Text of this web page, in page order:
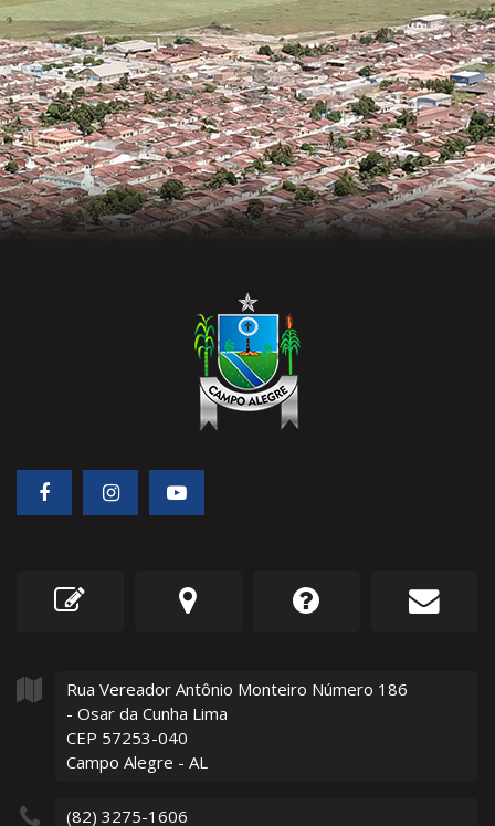
Rua Vereador Antônio Monteiro Número 186
- Osar da Cunha Lima
CEP 57253-040
Campo Alegre - AL
(82) 3275-1606